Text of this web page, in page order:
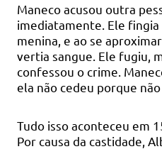
Maneco acusou outra
imediatamente. Ele fingia
menina, e ao se
vertia sangue. Ele fugiu,
confessou o crime.
ela não cedeu porque
Tudo isso aconteceu em
Por causa da castidade,